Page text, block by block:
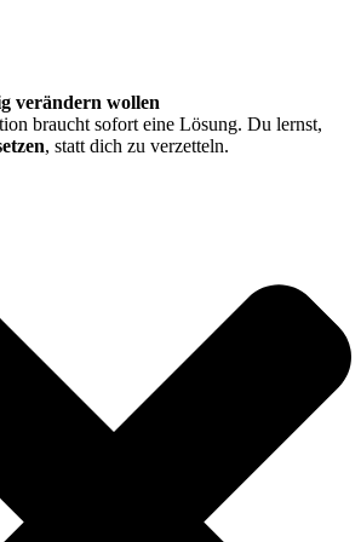
verändern wollen
braucht sofort eine Lösung. Du lernst,
, statt dich zu verzetteln.